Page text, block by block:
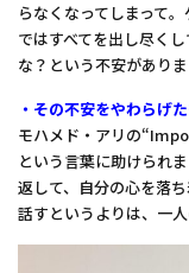
らなくなってしまって
ではすべてを出し尽く
な？という不安がありま
・その不安をやわらげ
モハメド・アリの
という言葉に助けられ
返して、自分の心を落
話すというよりは、一